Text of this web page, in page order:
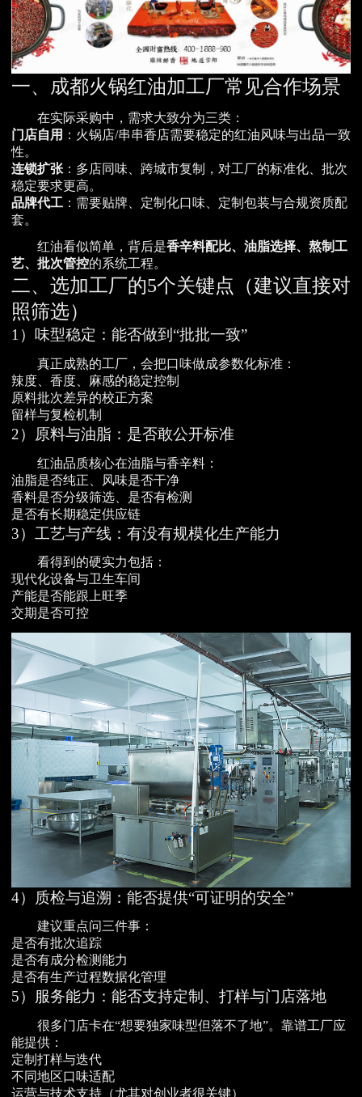
一、成都火锅红油加工厂常见合作场景
在实际采购中，需求大致分为三类：
门店自用 ：火锅店/串串香店需要稳定的红油风味与出品一致
性。
连锁扩张 ：多店同味、跨城市复制，对工厂的标准化、批次
稳定要求更高。
品牌代工 ：需要贴牌、定制化口味、定制包装与合规资质配
套。
红油看似简单，背后是香辛料配比、油脂选择、熬制工
艺、批次管控的系统工程。
二、选加工厂的5个关键点（建议直接对
照筛选）
1）味型稳定：能否做到“批批一致”
真正成熟的工厂，会把口味做成参数化标准：
辣度、香度、麻感的稳定控制
原料批次差异的校正方案
留样与复检机制
2）原料与油脂：是否敢公开标准
红油品质核心在油脂与香辛料：
油脂是否纯正、风味是否干净
香料是否分级筛选、是否有检测
是否有长期稳定供应链
3）工艺与产线：有没有规模化生产能力
看得到的硬实力包括：
现代化设备与卫生车间
产能是否能跟上旺季
交期是否可控
4）质检与追溯：能否提供“可证明的安全”
建议重点问三件事：
是否有批次追踪
是否有成分检测能力
是否有生产过程数据化管理
5）服务能力：能否支持定制、打样与门店落地
很多门店卡在“想要独家味型但落不了地”。靠谱工厂应
能提供：
定制打样与迭代
不同地区口味适配
运营与技术支持（尤其对创业者很关键）